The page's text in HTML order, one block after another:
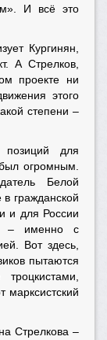
И всё это
Кургинян,
А Стрелков,
проекте ни
этого
степени –
позиций для
огромным.
Белой
в гражданской
и для России
– именно с
Вот здесь,
пытаются
марксистский
Стрелкова –